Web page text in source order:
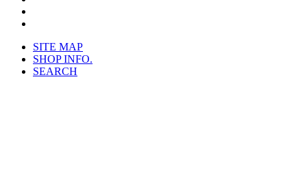
SITE MAP
SHOP INFO.
SEARCH